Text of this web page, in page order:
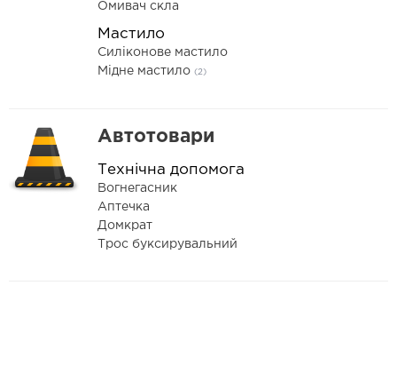
Омивач скла
Мастило
Силіконове мастило
Мідне мастило (2)
Автотовари
Технічна допомога
Вогнегасник
Аптечка
Домкрат
Трос буксирувальний